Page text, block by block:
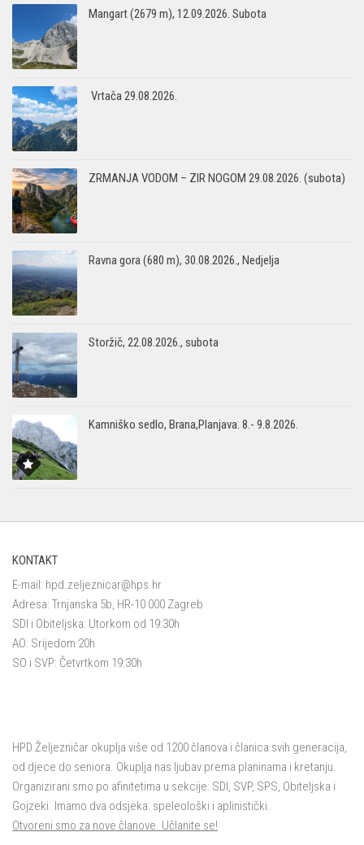
Mangart (2679 m), 12.09.2026. Subota
Vrtača 29.08.2026.
ZRMANJA VODOM – ZIR NOGOM 29.08.2026. (subota)
Ravna gora (680 m), 30.08.2026., Nedjelja
Storžič, 22.08.2026., subota
Kamniško sedlo, Brana,Planjava. 8.- 9.8.2026.
KONTAKT
E-mail: hpd.zeljeznicar@hps.hr
Adresa: Trnjanska 5b, HR-10 000 Zagreb
SDI i Obiteljska: Utorkom od 19:30h
AO: Srijedom 20h
SO i SVP: Četvrtkom 19:30h
HPD Željezničar okuplja više od 1200 članova i članica svih generacija,
od djece do seniora. Okuplja nas ljubav prema planinama i kretanju.
Organizirani smo po afinitetima u sekcije: SDI, SVP, SPS, Obiteljska i
Gojzeki. Imamo dva odsjeka: speleološki i aplinistički.
Otvoreni smo za nove članove. Učlanite se!